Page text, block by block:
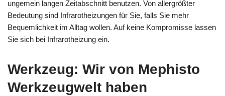
ungemein langen Zeitabschnitt benutzen. Von allergrößter
Bedeutung sind Infrarotheizungen für Sie, falls Sie mehr
Bequemlichkeit im Alltag wollen. Auf keine Kompromisse lassen
Sie sich bei Infrarotheizung ein.
Werkzeug: Wir von Mephisto
Werkzeugwelt haben